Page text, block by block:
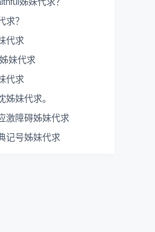
求？
代求
妹代求
代求
姊妹代求。
激障碍姊妹代求
记号姊妹代求